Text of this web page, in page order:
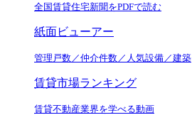
全国賃貸住宅新聞をPDFで読む
紙面ビューアー
管理戸数／仲介件数／人気設備／建築
賃貸市場ランキング
賃貸不動産業界を学べる動画